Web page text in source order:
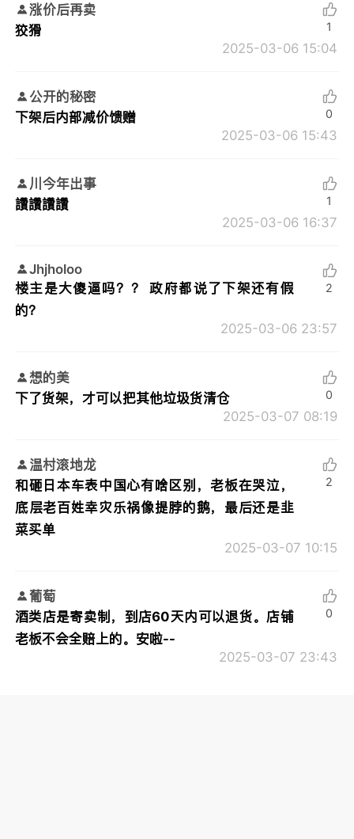
涨价后再卖
狡猾
2025-03-06 15:04
1
公开的秘密
下架后内部减价馈赠
2025-03-06 15:43
0
川今年出事
讚讚讚讚
2025-03-06 16:37
1
Jhjholoo
楼主是大傻逼吗？？ 政府都说了下架还有假
的？
2025-03-06 23:57
2
想的美
下了货架，才可以把其他垃圾货清仓
2025-03-07 08:19
0
温村滚地龙
和砸日本车表中国心有啥区别，老板在哭泣，
底层老百姓幸灾乐祸像提脖的鹅，最后还是韭
菜买单
2025-03-07 10:15
2
葡萄
酒类店是寄卖制，到店60天内可以退货。店铺
老板不会全赔上的。安啦--
2025-03-07 23:43
0